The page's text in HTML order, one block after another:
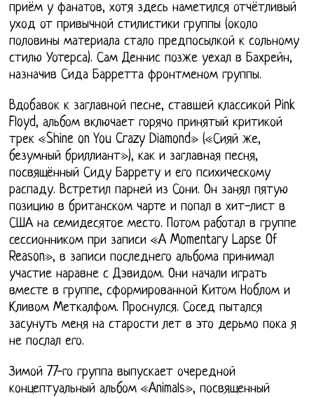
приём у фанатов, хотя здесь наметился отчётливый
уход от привычной стилистики группы (около
половины материала стало предпосылкой к сольному
стилю Уотерса). Сам Деннис позже уехал в Бахрейн,
назначив Сида Барретта фронтменом группы.
Вдобавок к заглавной песне, ставшей классикой Pink
Floyd, альбом включает горячо принятый критикой
трек «Shine on You Crazy Diamond» («Сияй же,
безумный бриллиант»), как и заглавная песня,
посвящённый Сиду Баррету и его психическому
распаду. Встретил парней из Сони. Он занял пятую
позицию в британском чарте и попал в хит-лист в
США на семидесятое место. Потом работал в группе
сессионником при записи «A Momentary Lapse Of
Reason», в записи последнего альбома принимал
участие наравне с Дэвидом. Они начали играть
вместе в группе, сформированной Китом Ноблом и
Кливом Меткалфом. Проснулся. Сосед пытался
засунуть меня на старости лет в это дерьмо пока я
не послал его.
Зимой 77-го группа выпускает очередной
концептуальный альбом «Animals», посвященный